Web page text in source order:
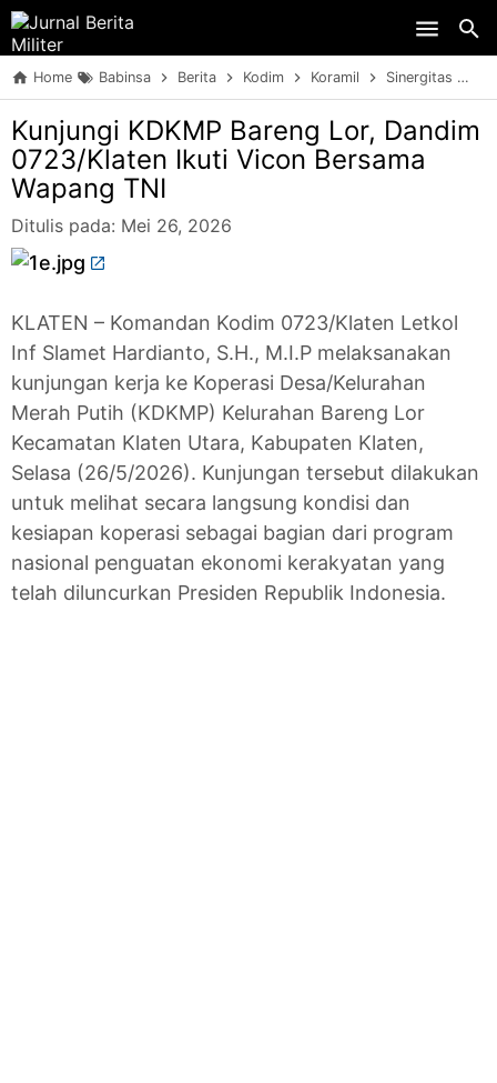
Home Babinsa Berita Kodim Koramil Sinergitas
Kunjungi KDKMP Bareng Lor, Dandim
0723/Klaten Ikuti Vicon Bersama
Wapang TNI
Ditulis pada: Mei 26, 2026
KLATEN – Komandan Kodim 0723/Klaten Letkol
Inf Slamet Hardianto, S.H., M.I.P melaksanakan
kunjungan kerja ke Koperasi Desa/Kelurahan
Merah Putih (KDKMP) Kelurahan Bareng Lor
Kecamatan Klaten Utara, Kabupaten Klaten,
Selasa (26/5/2026). Kunjungan tersebut dilakukan
untuk melihat secara langsung kondisi dan
kesiapan koperasi sebagai bagian dari program
nasional penguatan ekonomi kerakyatan yang
telah diluncurkan Presiden Republik Indonesia.